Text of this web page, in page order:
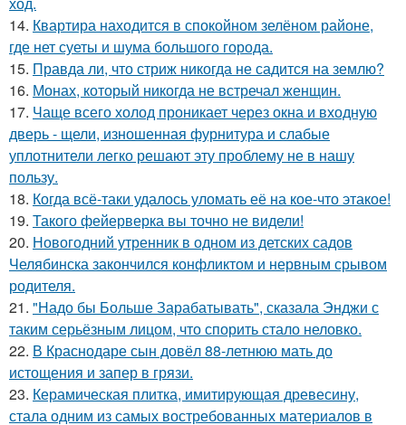
14. Квартира находится в спокойном зелёном районе,
где нет суеты и шума большого города.
15. Правда ли, что стриж никогда не садится на землю?
16. Монах, который никогда не встречал женщин.
17. Чаще всего холод проникает через окна и входную
дверь - щели, изношенная фурнитура и слабые
уплотнители легко решают эту проблему не в нашу
пользу.
18. Когда всё-таки удалось уломать её на кое-что этакое!
19. Такого фейерверка вы точно не видели!
20. Новогодний утренник в одном из детских садов
Челябинска закончился конфликтом и нервным срывом
родителя.
21. "Надо бы Больше Зарабатывать", сказала Энджи с
таким серьёзным лицом, что спорить стало неловко.
22. В Краснодаре сын довёл 88-летнюю мать до
истощения и запер в грязи.
23. Керамическая плитка, имитирующая древесину,
стала одним из самых востребованных материалов в